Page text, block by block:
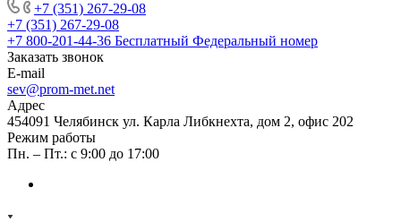
+7 (351) 267-29-08
+7 (351) 267-29-08
+7 800-201-44-36 Бесплатный Федеральный номер
Заказать звонок
E-mail
sev@prom-met.net
Адрес
454091 Челябинск ул. Карла Либкнехта, дом 2, офис 202
Режим работы
Пн. – Пт.: с 9:00 до 17:00